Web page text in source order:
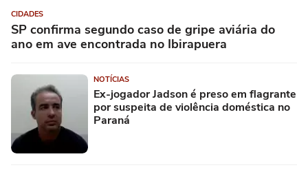
CIDADES
SP confirma segundo caso de gripe aviária do
ano em ave encontrada no Ibirapuera
NOTÍCIAS
Ex-jogador Jadson é preso em flagrante
por suspeita de violência doméstica no
Paraná